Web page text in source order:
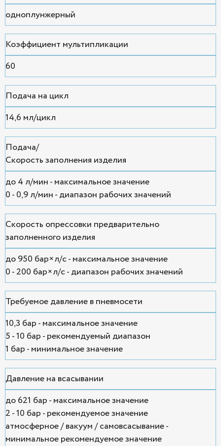
одноплунжерный
Коэффициент мультипликации
60
Подача на цикл
14,6 мл/цикл
Подача/
Скорость заполнения изделия
до 4 л/мин - максимальное значение
0 - 0,9 л/мин - диапазон рабочих значений
Скорость опрессовки предварительно
заполненного изделия
до 950 бар×л/с - максимальное значение
0 - 200 бар×л/с - диапазон рабочих значений
Требуемое давление в пневмосети
10,3 бар - максимальное значение
5 - 10 бар - рекомендуемый диапазон
1 бар - минимальное значение
Давление на всасывании
до 621 бар - максимальное значение
2 - 10 бар - рекомендуемое значение
атмосферное / вакуум / самовсасывание -
минимальное рекомендуемое значение